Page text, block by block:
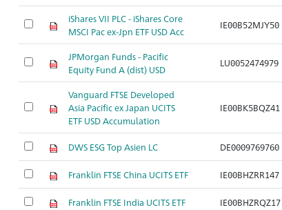
iShares VII PLC - iShares Core
MSCI Pac ex-Jpn ETF USD Acc
IE00B52MJY50
JPMorgan Funds - Pacific
Equity Fund A (dist) USD
LU0052474979
Vanguard FTSE Developed
Asia Pacific ex Japan UCITS
ETF USD Accumulation
IE00BK5BQZ41
DWS ESG Top Asien LC DE0009769760
Franklin FTSE China UCITS ETF IE00BHZRR147
Franklin FTSE India UCITS ETF IE00BHZRQZ17